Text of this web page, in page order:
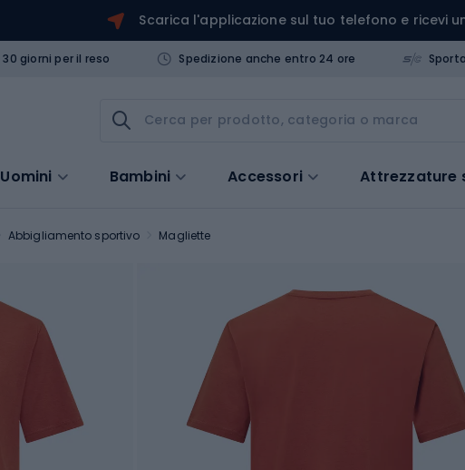
Scarica l'applicazione sul tuo telefono e ricevi
30 giorni per il reso Spedizione anche entro 24 ore
Uomini Bambini Accessori Attrezzature
Abbigliamento sportivo Magliette